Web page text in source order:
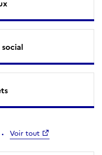
Voir tout